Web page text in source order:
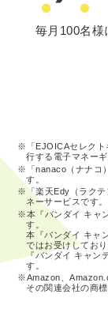
毎月100名様
※「EJOICAセレクト
行する電子マネーギ
※「nanaco（ナナコ
す。
※「楽天Edy（ラクテ
ネーサービスです。
※本『バンダイ キャ
す。
本『バンダイ キャ
ではお受けしており
『バンダイ キャン
す。
※Amazon、
その関連会社の商標